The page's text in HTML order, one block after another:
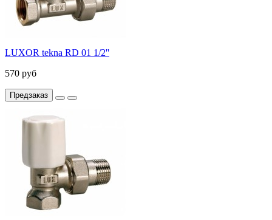
LUXOR tekna RD 01 1/2''
570 руб
Предзаказ